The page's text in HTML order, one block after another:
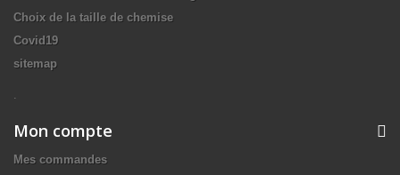
Choix de la taille de chemise
Covid19
sitemap
.
Mon compte
Mes commandes